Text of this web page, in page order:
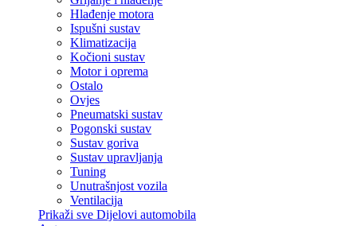
Hlađenje motora
Ispušni sustav
Klimatizacija
Kočioni sustav
Motor i oprema
Ostalo
Ovjes
Pneumatski sustav
Pogonski sustav
Sustav goriva
Sustav upravljanja
Tuning
Unutrašnjost vozila
Ventilacija
Prikaži sve Dijelovi automobila